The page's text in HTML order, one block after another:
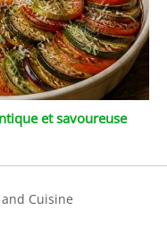
et savoureuse
Cuisine